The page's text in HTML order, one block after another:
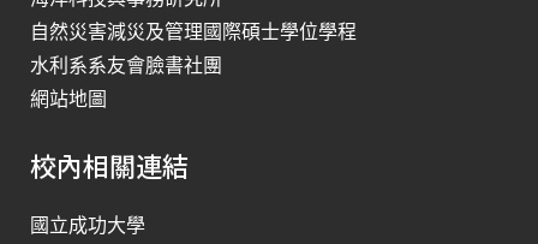
自然災害減災及管理國際碩士學位學程
水利系系友會臉書社團
網站地圖
校內相關連結
國立成功大學